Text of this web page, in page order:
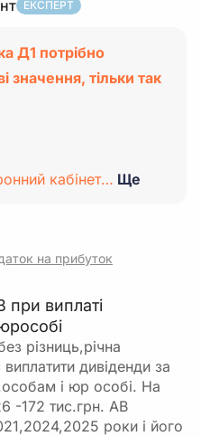
ЕКСПЕРТ
Д1 потрібно
значення, тільки так
кабінет… Ще
на прибуток
виплаті
різниць,річна
дивіденди за
і юр особі. На
-172 тис.грн. АВ
роки і його